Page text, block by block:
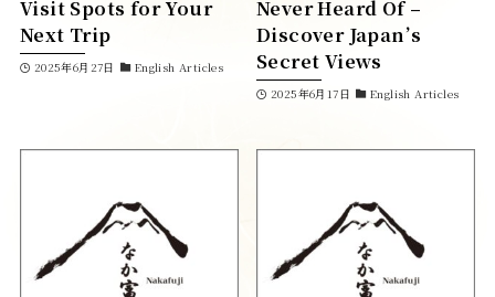
伊吹
Visit Spots for Your
Next Trip
2025年6月27日 English Articles
Never Heard Of –
Discover Japan’s
Secret Views
2025年6月17日 English Articles